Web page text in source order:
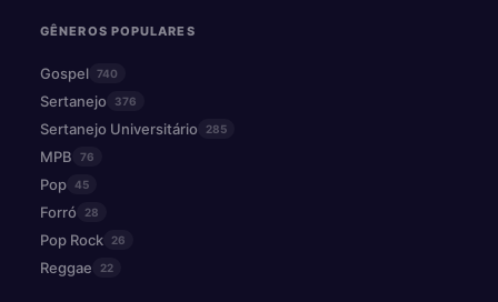
GÊNEROS POPULARES
Gospel 740
Sertanejo 376
Sertanejo Universitário 285
MPB 76
Pop 45
Forró 28
Pop Rock 26
Reggae 22